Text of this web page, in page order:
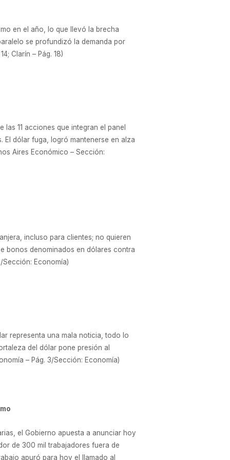
en el año, lo que llevó la brecha
se profundizó la demanda por
Clarín – Pág. 18)
11 acciones que integran el panel
El dólar fuga, logró mantenerse en alza
Aires Económico – Sección:
incluso para clientes; no quieren
bonos denominados en dólares contra
Sección: Economía)
representa una mala noticia, todo lo
del dólar pone presión al
– Pág. 3/Sección: Economía)
el Gobierno apuesta a anunciar hoy
de 300 mil trabajadores fuera de
apuró para hoy el llamado al